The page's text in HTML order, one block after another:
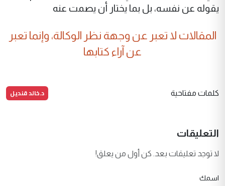
يقوله عن نفسه، بل بما يختار أن يصمت عنه
المقالات لا تعبر عن وجهة نظر الوكالة، وإنما تعبر
عن آراء كتابها
كلمات مفتاحية د.خالد قنديل
التعليقات
لا توجد تعليقات بعد. كن أول من يعلق!
اسمك